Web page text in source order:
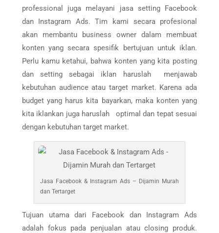
professional juga melayani jasa setting Facebook
dan Instagram Ads. Tim kami secara profesional
akan membantu business owner dalam membuat
konten yang secara spesifik bertujuan untuk iklan.
Perlu kamu ketahui, bahwa konten yang kita posting
dan setting sebagai iklan haruslah menjawab
kebutuhan audience atau target market. Karena ada
budget yang harus kita bayarkan, maka konten yang
kita iklankan juga haruslah optimal dan tepat sesuai
dengan kebutuhan target market.
Jasa Facebook & Instagram Ads – Dijamin Murah
dan Tertarget
Tujuan utama dari Facebook dan Instagram Ads
adalah fokus pada penjualan atau closing produk.